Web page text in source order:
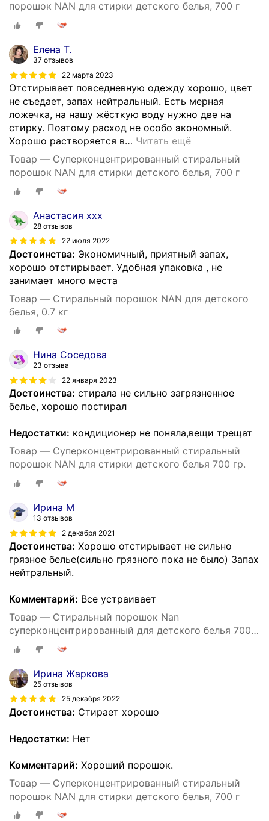
порошок NAN для стирки детского белья, 700 г
Елена Т.
37 отзывов
22 марта 2023
Отстирывает повседневную одежду хорошо, цвет
не съедает, запах нейтральный. Есть мерная
ложечка, на нашу жёсткую воду нужно две на
стирку. Поэтому расход не особо экономный.
Хорошо растворяется в… Читать ещё
Товар — Суперконцентрированный стиральный
порошок NAN для стирки детского белья, 700 г
Анастасия ххх
28 отзывов
22 июля 2022
Достоинства: Экономичный, приятный запах,
хорошо отстирывает. Удобная упаковка , не
занимает много места
Товар — Стиральный порошок NAN для детского
белья, 0.7 кг
Нина Соседова
23 отзыва
22 января 2023
Достоинства: стирала не сильно загрязненное
белье, хорошо постирал
Недостатки: кондиционер не поняла,вещи трещат
Товар — Суперконцентрированный стиральный
порошок NAN для стирки детского белья 700 гр.
Ирина М
13 отзывов
2 декабря 2021
Достоинства: Хорошо отстирывает не сильно
грязное белье(сильно грязного пока не было) Запах
нейтральный.
Комментарий: Все устраивает
Товар — Стиральный порошок Nan
суперконцентрированный для детского белья 700
гр
Ирина Жаркова
25 отзывов
25 декабря 2022
Достоинства: Стирает хорошо
Недостатки: Нет
Комментарий: Хороший порошок.
Товар — Суперконцентрированный стиральный
порошок NAN для стирки детского белья, 700 г